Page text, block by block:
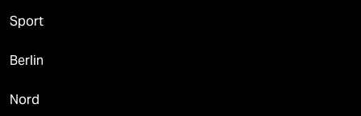
Sport
Berlin
Nord